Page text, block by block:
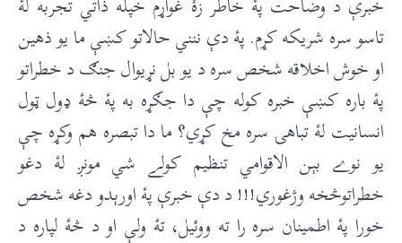
تاسو سره شريکه کړم. پۀ دې ننني حالاتو کښې ما يو ذهين
او خوش اخلاقه شخص سره د يو بل نړيوال جنګ د خطراتو
پۀ باره کښې خبره کوله چې دا جګړه به پۀ څۀ ډول ټول
انسانيت لۀ تباهۍ سره مخ کړي؟ ما دا تبصره هم وکړه چې
يو نوے بېن الاقوامي تنظيم کولے شي مونږ لۀ دغو
خطراتوڅخه وژغوري!!! د دې خبرې پۀ اورېدو دغه شخص
خورا پۀ اطمينان سره را ته ووئيل، تۀ ولې او د څۀ لپاره د